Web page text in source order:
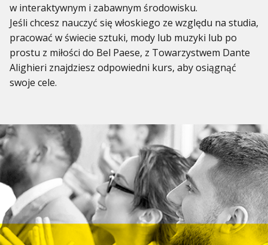
w interaktywnym i zabawnym środowisku.
Jeśli chcesz nauczyć się włoskiego ze względu na studia,
pracować w świecie sztuki, mody lub muzyki lub po
prostu z miłości do Bel Paese, z Towarzystwem Dante
Alighieri znajdziesz odpowiedni kurs, aby osiągnąć
swoje cele.